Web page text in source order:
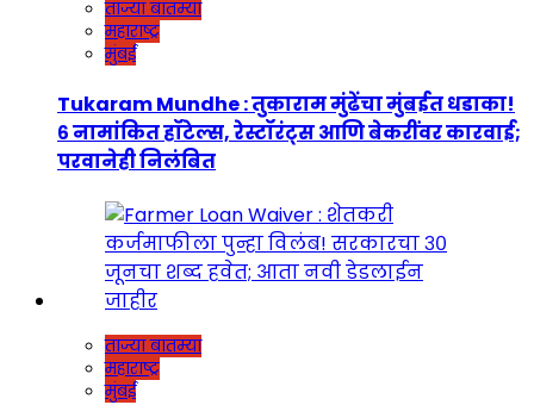
ताज्या बातम्या
महाराष्ट्र
मुंबई
Tukaram Mundhe : तुकाराम मुंढेंचा मुंबईत धडाका!
६ नामांकित हॉटेल्स, रेस्टॉरंट्स आणि बेकरींवर कारवाई;
परवानेही निलंबित
ताज्या बातम्या
महाराष्ट्र
मुंबई